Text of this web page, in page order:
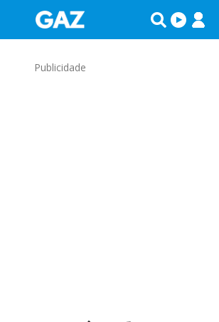
Publicidade